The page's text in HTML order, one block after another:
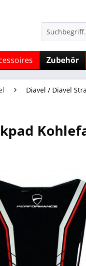
Zubehör
Diavel / Diavel